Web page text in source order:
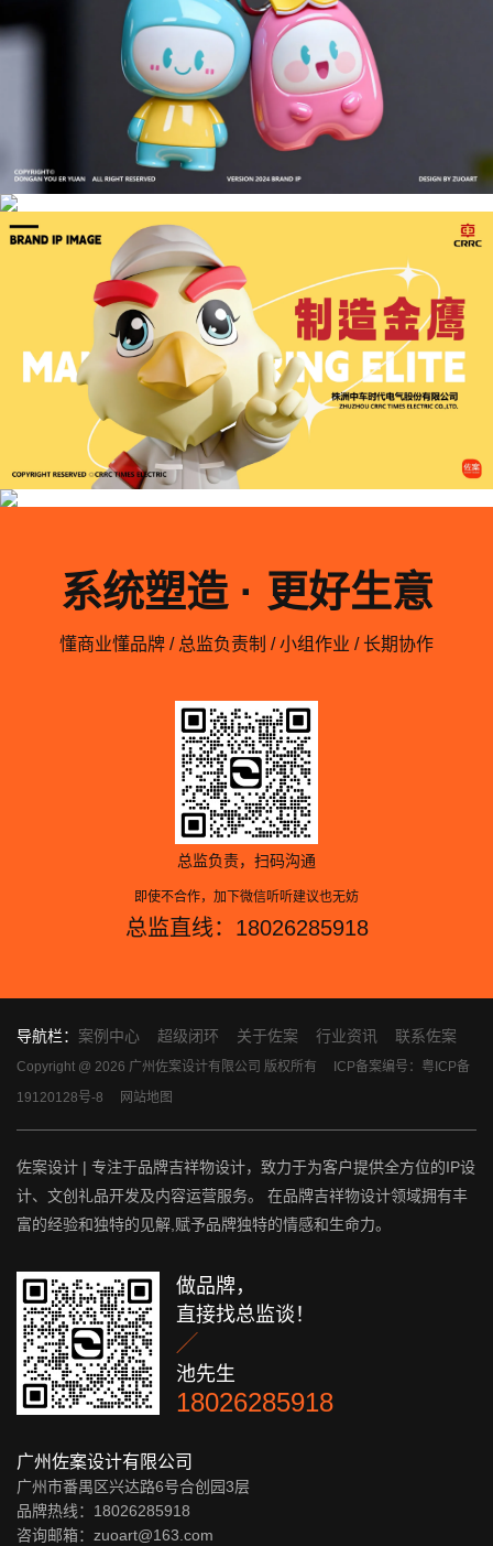
系统塑造 · 更好生意
懂商业懂品牌 / 总监负责制 / 小组作业 / 长期协作
总监负责，扫码沟通
即使不合作，加下微信听听建议也无妨
总监直线：18026285918
导航栏： 案例中心 超级闭环 关于佐案 行业资讯 联系佐案
Copyright @ 2026 广州佐案设计有限公司 版权所有 ICP备案编号：粤ICP备
19120128号-8
网站地图
佐案设计 | 专注于品牌吉祥物设计，致力于为客户提供全方位的IP设
计、文创礼品开发及内容运营服务。 在品牌吉祥物设计领域拥有丰
富的经验和独特的见解,赋予品牌独特的情感和生命力。
做品牌，
直接找总监谈！

池先生
18026285918
广州佐案设计有限公司
广州市番禺区兴达路6号合创园3层
品牌热线：18026285918
咨询邮箱：zuoart@163.com